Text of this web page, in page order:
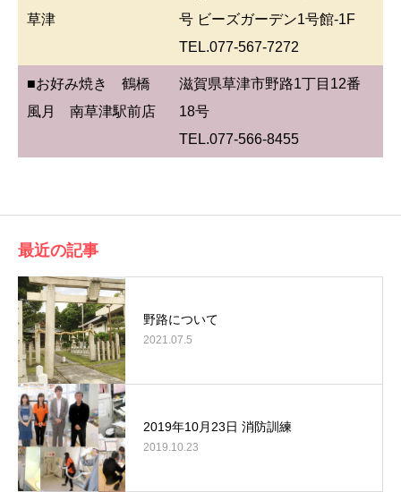
草津
号 ビーズガーデン1号館-1F
TEL.077-567-7272
■お好み焼き 鶴橋
風月 南草津駅前店
滋賀県草津市野路1丁目12番
18号
TEL.077-566-8455
最近の記事
野路について
2021.07.5
2019年10月23日 消防訓練
2019.10.23